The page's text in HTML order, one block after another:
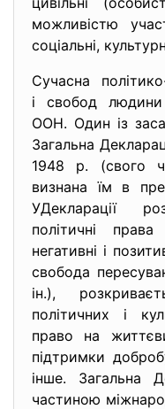
можливістю
соціальні,
Сучасна
і свобод
ООН. Один із
Загальна
1948 р. (свого
визнана їм в
УДекларації
політичні
негативні і
свобода
ін.),
політичних і
право на
підтримки
інше. Загальна
частиною